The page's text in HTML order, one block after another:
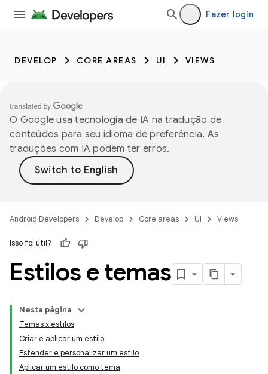
Fazer login
DEVELOP CORE AREAS UI VIEWS
O Google usa tecnologia de IA na tradução de
conteúdos para seu idioma de preferência. As
traduções com IA podem ter erros.
Android Developers Develop Core areas UI Views
Isso foi útil?
Estilos e temas
Nesta página
Temas x estilos
Criar e aplicar um estilo
Estender e personalizar um estilo
Aplicar um estilo como tema